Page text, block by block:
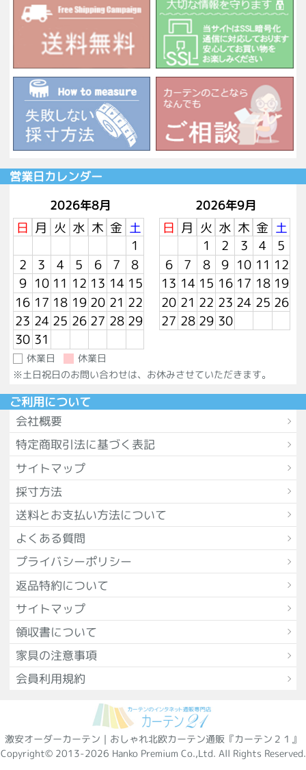
営業日カレンダー
2026年8月
日 月 火 水 木 金 土
1
2
3 4 5 6 7
8
9 10 11 12 13 14 15
16 17 18 19 20 21 22
23 24 25 26 27 28 29
30 31
2026年9月
日 月 火 水 木 金 土
1
2 3 4
5
6
7 8 9 10 11 12
13 14 15 16 17 18 19
20 21 22 23 24 25 26
27 28 29 30
休業日
休業日
※土日祝日のお問い合わせは、お休みさせていただきます。
ご利用について
会社概要
特定商取引法に基づく表記
サイトマップ
採寸方法
送料とお支払い方法について
よくある質問
プライバシーポリシー
返品特約について
サイトマップ
領収書について
家具の注意事項
会員利用規約
激安オーダーカーテン｜おしゃれ北欧カーテン通販『カーテン２１』
Copyright© 2013-2026 Hanko Premium Co.,Ltd. All Rights Reserved.